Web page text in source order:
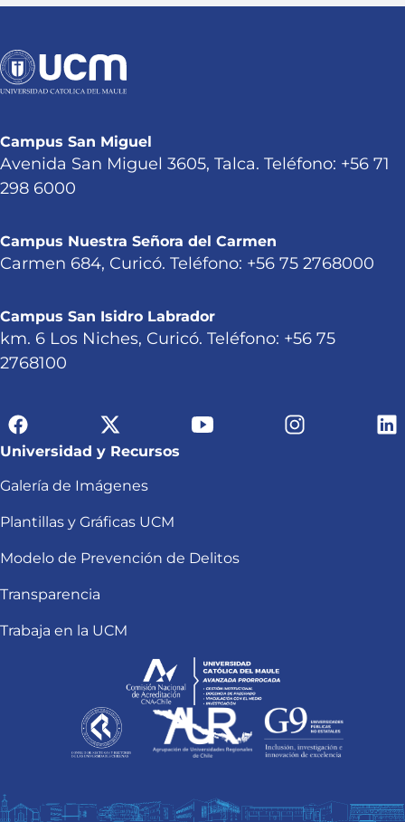
Campus San Miguel
Avenida San Miguel 3605, Talca. Teléfono: +56 71
298 6000
Campus Nuestra Señora del Carmen
Carmen 684, Curicó. Teléfono: +56 75 2768000
Campus San Isidro Labrador
km. 6 Los Niches, Curicó. Teléfono: +56 75
2768100
Universidad y Recursos
Galería de Imágenes
Plantillas y Gráficas UCM
Modelo de Prevención de Delitos
Transparencia
Trabaja en la UCM